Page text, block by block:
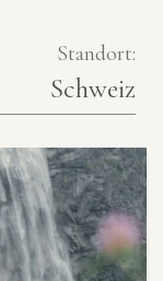
Standort:
Schweiz